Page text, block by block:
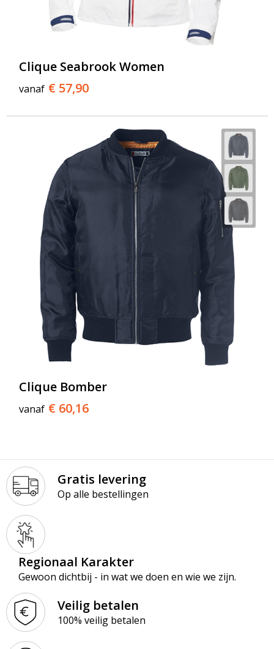
Clique Seabrook Women
vanaf € 57,90
Clique Bomber
vanaf € 60,16
Gratis levering
Op alle bestellingen
Regionaal Karakter
Gewoon dichtbij - in wat we doen en wie we zijn.
Veilig betalen
100% veilig betalen